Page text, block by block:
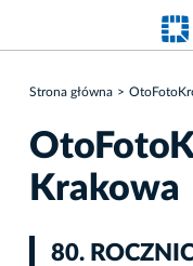
Strona główna
Krakowa
80.